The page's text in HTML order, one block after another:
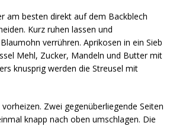
am besten direkt auf dem Backblech
Kurz ruhen lassen und
verrühren. Aprikosen in ein Sieb
Mehl, Zucker, Mandeln und Butter mit
knusprig werden die Streusel mit
Zwei gegenüberliegende Seiten
knapp nach oben umschlagen. Die